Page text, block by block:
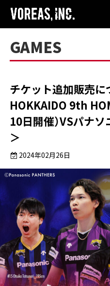
GAMES
チケット追加販売に
HOKKAIDO 9th
10日開催）VSパナ
＞
2024年02月26日